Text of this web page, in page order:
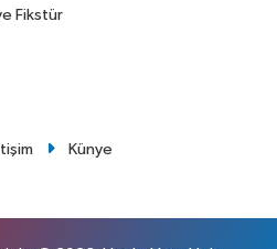
Fikstür
Künye